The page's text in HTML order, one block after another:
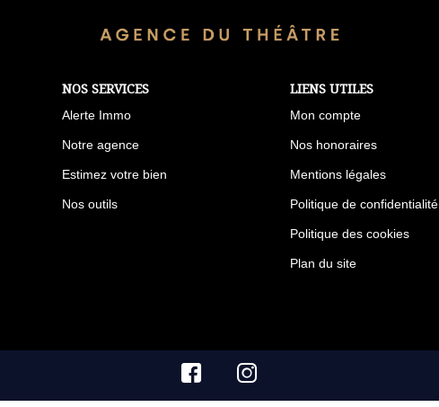
NOS SERVICES
Alerte Immo
Notre agence
Estimez votre bien
Nos outils
LIENS UTILES
Mon compte
Nos honoraires
Mentions légales
Politique de confidentialité
Politique des cookies
Plan du site